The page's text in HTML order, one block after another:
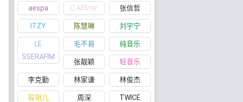
aespa C AllStar 张信哲
ITZY 陈慧琳 刘宇宁
LE
SSERAFIM
毛不易 纯音乐
张靓颖 轻音乐
李克勤 林家谦 林俊杰
容祖儿 周深 TWICE